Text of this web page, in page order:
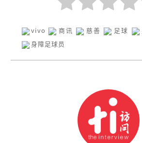
vivo 商讯 慈善 足球
身障足球员